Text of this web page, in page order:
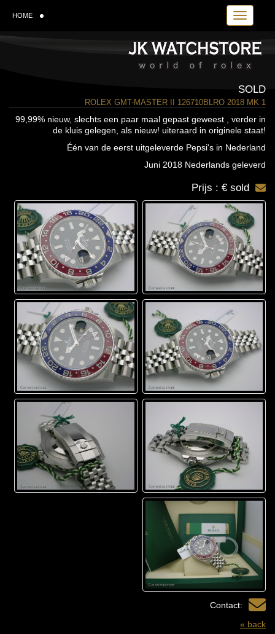
Toggle
HOME
SOLD
ROLEX GMT-MASTER II 126710BLRO 2018 MK 1
99,99% nieuw, slechts een paar maal gepast geweest , verder in
de kluis gelegen, als nieuw! uiteraard in originele staat!
Één van de eerst uitgeleverde Pepsi's in Nederland
Juni 2018 Nederlands geleverd
Prijs : € sold
Contact:
« back